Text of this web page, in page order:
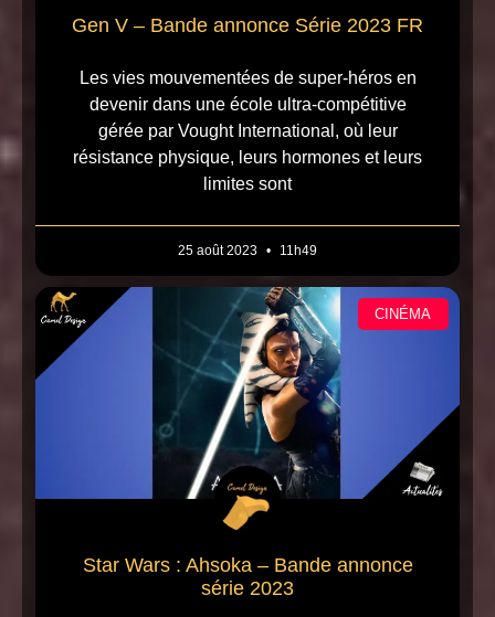
Gen V – Bande annonce Série 2023 FR
Les vies mouvementées de super-héros en
devenir dans une école ultra-compétitive
gérée par Vought International, où leur
résistance physique, leurs hormones et leurs
limites sont
25 août 2023 11h49
CINÉMA
Star Wars : Ahsoka – Bande annonce
série 2023